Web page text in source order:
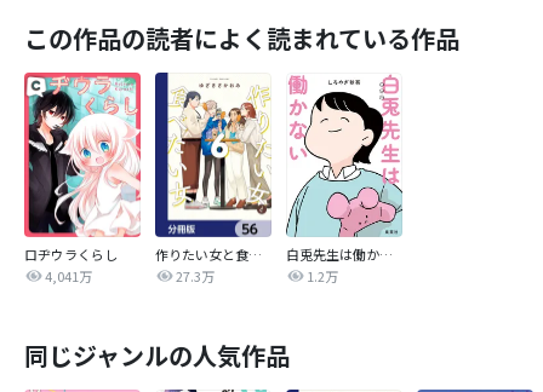
この作品の読者によく読まれている作品
ロヂウラくらし
4,041万
作りたい女と食べたい女【分冊版】
27.3万
白兎先生は働かない【タテヨミ】
1.2万
同じジャンルの人気作品